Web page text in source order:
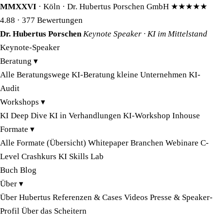
MMXXVI · Köln · Dr. Hubertus Porschen GmbH ★★★★★
4.88 · 377 Bewertungen
Dr. Hubertus Porschen Keynote Speaker · KI im Mittelstand
Keynote-Speaker
Beratung ▾
Alle Beratungswege KI-Beratung kleine Unternehmen KI-
Audit
Workshops ▾
KI Deep Dive KI in Verhandlungen KI-Workshop Inhouse
Formate ▾
Alle Formate (Übersicht) Whitepaper Branchen Webinare C-
Level Crashkurs KI Skills Lab
Buch Blog
Über ▾
Über Hubertus Referenzen & Cases Videos Presse & Speaker-
Profil Über das Scheitern